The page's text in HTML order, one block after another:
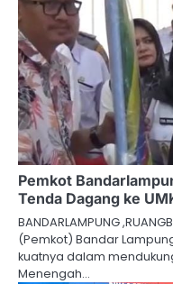
Pemkot
Tenda Dagang ke
BANDARLAMPUNG
(Pemkot) Bandar
kuatnya dalam
Menengah…